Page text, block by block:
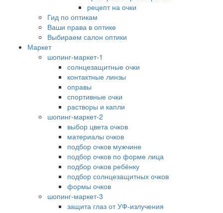
рецепт на очки
Гид по оптикам
Ваши права в оптике
Выбираем салон оптики
Маркет
шопинг-маркет-1
солнцезащитные очки
контактные линзы
оправы
спортивные очки
растворы и капли
шопинг-маркет-2
выбор цвета очков
материалы очков
подбор очков мужчине
подбор очков по форме лица
подбор очков ребёнку
подбор солнцезащитных очков
формы очков
шопинг-маркет-3
защита глаз от УФ-излучения